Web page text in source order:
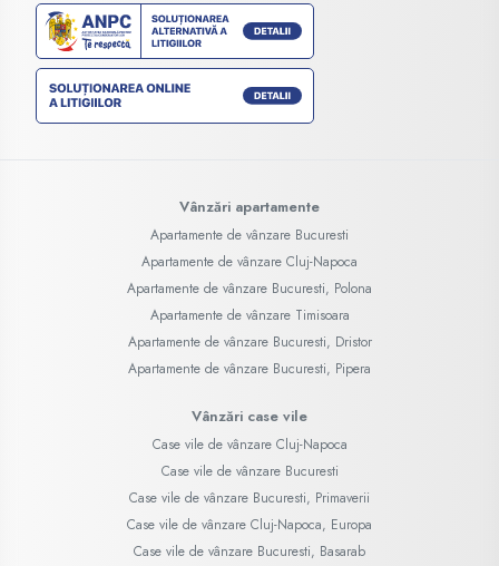
Vânzări apartamente
Apartamente de vânzare Bucuresti
Apartamente de vânzare Cluj-Napoca
Apartamente de vânzare Bucuresti, Polona
Apartamente de vânzare Timisoara
Apartamente de vânzare Bucuresti, Dristor
Apartamente de vânzare Bucuresti, Pipera
Vânzări case vile
Case vile de vânzare Cluj-Napoca
Case vile de vânzare Bucuresti
Case vile de vânzare Bucuresti, Primaverii
Case vile de vânzare Cluj-Napoca, Europa
Case vile de vânzare Bucuresti, Basarab